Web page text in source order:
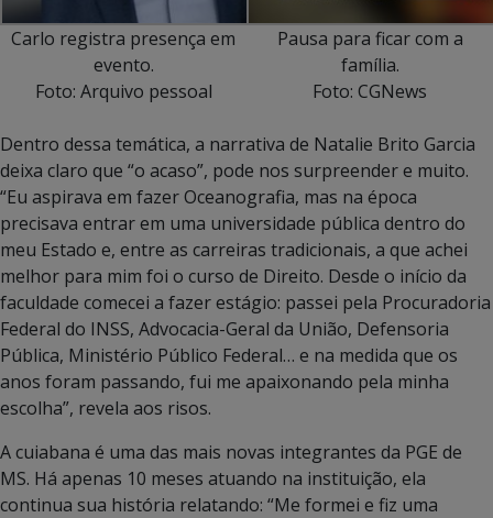
Carlo registra presença em
evento.
Foto: Arquivo pessoal
Pausa para ficar com a
família.
Foto: CGNews
Dentro dessa temática, a narrativa de Natalie Brito Garcia
deixa claro que “o acaso”, pode nos surpreender e muito.
“Eu aspirava em fazer Oceanografia, mas na época
precisava entrar em uma universidade pública dentro do
meu Estado e, entre as carreiras tradicionais, a que achei
melhor para mim foi o curso de Direito. Desde o início da
faculdade comecei a fazer estágio: passei pela Procuradoria
Federal do INSS, Advocacia-Geral da União, Defensoria
Pública, Ministério Público Federal… e na medida que os
anos foram passando, fui me apaixonando pela minha
escolha”, revela aos risos.
A cuiabana é uma das mais novas integrantes da PGE de
MS. Há apenas 10 meses atuando na instituição, ela
continua sua história relatando: “Me formei e fiz uma